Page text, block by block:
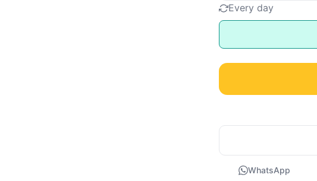
Every day
WhatsApp